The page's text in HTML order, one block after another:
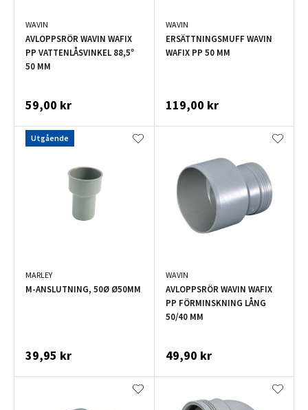
WAVIN
AVLOPPSRÖR WAVIN WAFIX
PP VATTENLÅSVINKEL 88,5°
50 MM
59,00 kr
WAVIN
ERSÄTTNINGSMUFF WAVIN
WAFIX PP 50 MM
119,00 kr
Utgående
MARLEY
M-ANSLUTNING, 50Ø Ø50MM
39,95 kr
WAVIN
AVLOPPSRÖR WAVIN WAFIX
PP FÖRMINSKNING LÅNG
50/40 MM
49,90 kr